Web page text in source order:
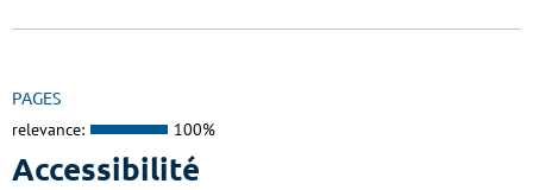
PAGES
relevance: 100%
Accessibilité